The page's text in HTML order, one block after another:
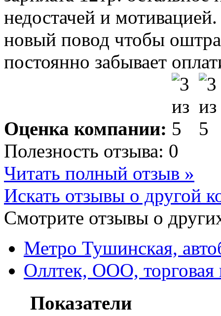
недостачей и
новый повод чтобы
постоянно забывает
Оценка компании:
Полезность отзыва: 0
Читать полный отзыв »
Искать отзывы о другой
Смотрите отзывы о
Метро Тушинская,
Оллтек, ООО, торговая
Показатели